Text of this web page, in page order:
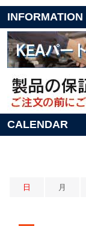
INFORMATION
CALENDAR
日 月